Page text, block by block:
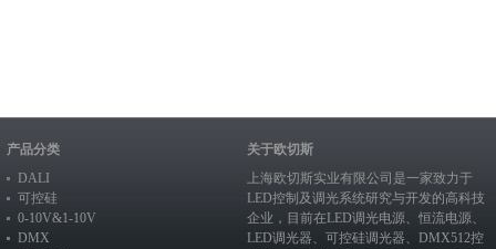
产品分类
DALI
可控硅
0-10V&1-10V
DMX
关于欧切斯
上海欧切斯实业有限公司是一家致力于
LED控制及调光系统研究与开发的高科技
企业，目前在LED调光电源、恒流电源、
LED调光器、 可控硅调光器、 DMX512控